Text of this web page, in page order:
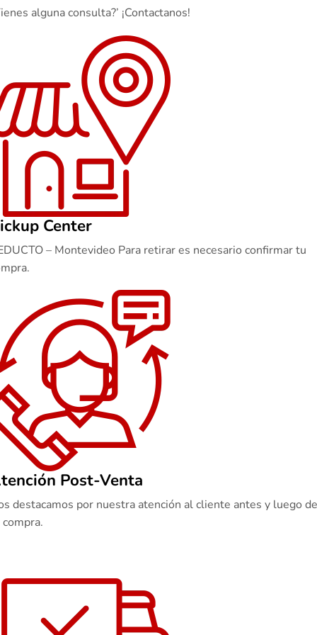
alguna consulta?’ ¡Contactanos!
Center
– Montevideo Para retirar es necesario confirmar tu
Post-Venta
destacamos por nuestra atención al cliente antes y luego de